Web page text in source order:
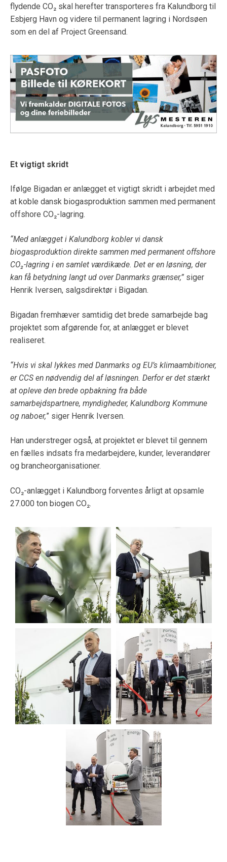
flydende CO₂ skal herefter transporteres fra Kalundborg til
Esbjerg Havn og videre til permanent lagring i Nordsøen
som en del af Project Greensand.
Et vigtigt skridt
Ifølge Bigadan er anlægget et vigtigt skridt i arbejdet med
at koble dansk biogasproduktion sammen med permanent
offshore CO₂-lagring.
“Med anlægget i Kalundborg kobler vi dansk
biogasproduktion direkte sammen med permanent offshore
CO₂-lagring i en samlet værdikæde. Det er en løsning, der
kan få betydning langt ud over Danmarks grænser,” siger
Henrik Iversen, salgsdirektør i Bigadan.
Bigadan fremhæver samtidig det brede samarbejde bag
projektet som afgørende for, at anlægget er blevet
realiseret.
“Hvis vi skal lykkes med Danmarks og EU’s klimaambitioner,
er CCS en nødvendig del af løsningen. Derfor er det stærkt
at opleve den brede opbakning fra både
samarbejdspartnere, myndigheder, Kalundborg Kommune
og naboer,” siger Henrik Iversen.
Han understreger også, at projektet er blevet til gennem
en fælles indsats fra medarbejdere, kunder, leverandører
og brancheorganisationer.
CO₂-anlægget i Kalundborg forventes årligt at opsamle
27.000 ton biogen CO₂.